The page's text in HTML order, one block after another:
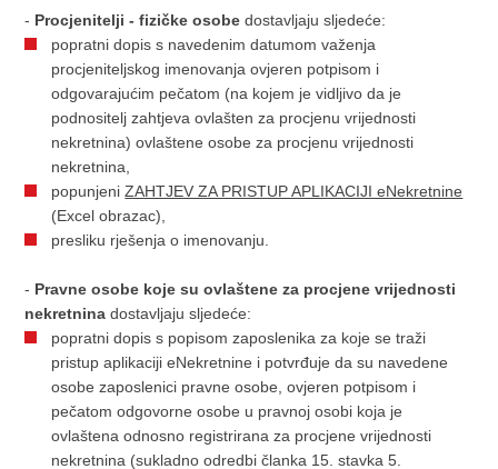
- Procjenitelji - fizičke osobe dostavljaju sljedeće:
popratni dopis s navedenim datumom važenja
procjeniteljskog imenovanja ovjeren potpisom i
odgovarajućim pečatom (na kojem je vidljivo da je
podnositelj zahtjeva ovlašten za procjenu vrijednosti
nekretnina) ovlaštene osobe za procjenu vrijednosti
nekretnina,
popunjeniZAHTJEV ZA PRISTUP APLIKACIJI eNekretnine
(Excel obrazac),
presliku rješenja o imenovanju.
- Pravne osobe koje su ovlaštene za procjene vrijednosti
nekretninadostavljaju sljedeće:
popratni dopis s popisom zaposlenika za koje se traži
pristup aplikaciji eNekretnine i potvrđuje da su navedene
osobe zaposlenici pravne osobe, ovjeren potpisom i
pečatom odgovorne osobe u pravnoj osobi koja je
ovlaštena odnosno registrirana za procjene vrijednosti
nekretnina (sukladno odredbi članka 15. stavka 5.